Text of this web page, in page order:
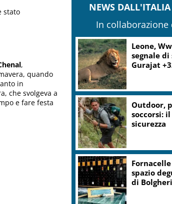
stato
,
quando
in
che svolgeva a
e fare festa
NEWS
In collaborazione
Leone,
segnale di
Gurajat
Outdoor,
soccorsi:
sicurezza
spazio
di Bolgheri